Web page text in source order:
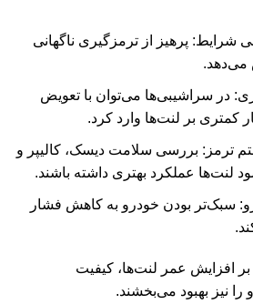
شرایط: پرهیز از ترمزگیری ناگهانی
می‌دهد.
در سراشیبی‌ها می‌توان با تعویض
کمتری بر لنت‌ها وارد کرد.
ترمز: بررسی سلامت دیسک، کالیپر و
لنت‌ها عملکرد بهتری داشته باشند.
سبک‌تر بودن خودرو به کاهش فشار
بر افزایش عمر لنت‌ها، کیفیت
نیز بهبود می‌بخشند.